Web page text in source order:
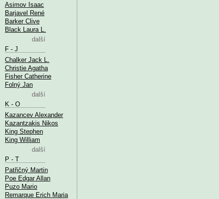
Asimov Isaac
Barjavel René
Barker Clive
Black Laura L.
další
F - J
Chalker Jack L.
Christie Agatha
Fisher Catherine
Folný Jan
další
K - O
Kazancev Alexander
Kazantzakis Nikos
King Stephen
King William
další
P - T
Patřičný Martin
Poe Edgar Allan
Puzo Mario
Remarque Erich Maria